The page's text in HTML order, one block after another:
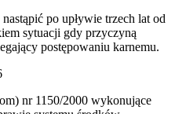
po upływie trzech lat od
sytuacji gdy przyczyną
postępowaniu karnemu.
nr 1150/2000 wykonujące